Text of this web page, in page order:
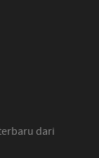
dari